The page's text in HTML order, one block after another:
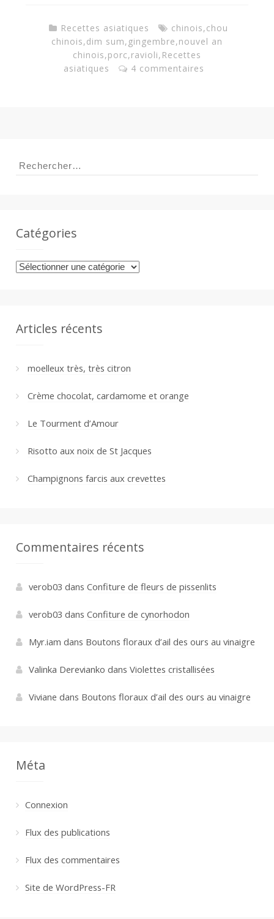
Recettes asiatiques chinois,chou
chinois,dim sum, gingembre,nouvel an
chinois,porc,ravioli, Recettes
asiatiques
4 commentaires
Rechercher :
Catégories
Catégories
Articles récents
moelleux très, très citron
Crème chocolat, cardamome et orange
Le Tourment d’Amour
Risotto aux noix de St Jacques
Champignons farcis aux crevettes
Commentaires récents
verob03 dans Confiture de fleurs de pissenlits
verob03 dans Confiture de cynorhodon
Myr.iam dans Boutons floraux d’ail des ours au vinaigre
Valinka Derevianko dans Violettes cristallisées
Viviane dans Boutons floraux d’ail des ours au vinaigre
Méta
Connexion
Flux des publications
Flux des commentaires
Site de WordPress-FR